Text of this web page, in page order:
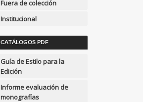
ARTE Y DISEÑO
ASTRONOMÍA, ESPACIO Y
BIBLIOTECAS Y CIENCIAS
BIOGRAFÍA: GENERAL
Fuera de colección
Institucional
CATÁLOGOS PDF
Guía de Estilo para la
Edición
Informe evaluación de
monografías